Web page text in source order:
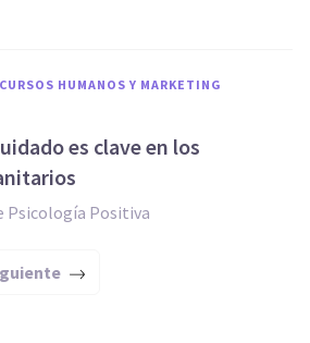
HUMANOS Y MARKETING
es clave en los
Psicología Positiva